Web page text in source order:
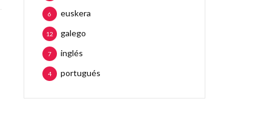
euskera
6
galego
12
inglés
7
portugués
4